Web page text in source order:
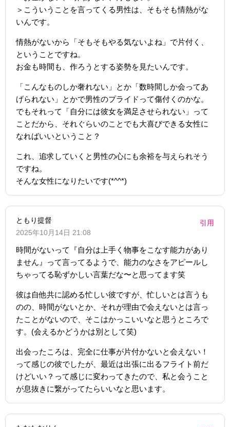
＞こういうことを言ってくる男性は、そもそも情熱がな
いんです。
情熱がないから「そもそもやる気ないよね」で片付く、
ということですね。
お金も時間も、作ろうとする姿勢を見たいんです。
「こんなものしか奢れない」とか「数時間しか会ってあ
げられない」とかで男性のプライドって傷付くのかな。
でもそれって「自分には彼女を満足させられない」って
ことだから、それぐらいのことでも大喜びできる女性に
なればいいということ？
これ、追求していくと男性の心にも余裕を与えられそう
ですね。
そんな女性になりたいです(*^^*)
ともり提督
2025年10月14日 21:08
引用
時間がないって『自分は上手く物事をこなす能力があり
ません』って言ってるようで、能力のなさをアピールし
ちゃってる恥ずかしい言葉だな〜と思ってます笑
彼は自他共に認める忙しい彼ですが、忙しいとは言うも
のの、時間がないとか、それが理由で会えないとは言っ
たことがないので、そこはかっこいいなと思うところで
す。(会えるかどうかは別として笑)
出会ったころは、完全に仕事が片付かないと会えない！
って感じの彼でしたが、最近は出張に出るフライト前だ
けどいい？って感じに変わってきたので、私と会うこと
が息抜きに繋がってたらいいなと思います。